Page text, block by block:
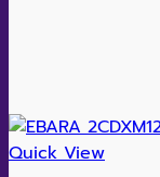
Quick View